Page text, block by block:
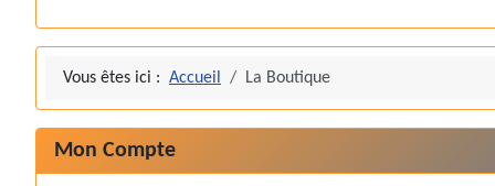
Vous êtes ici : Accueil La Boutique
Mon Compte